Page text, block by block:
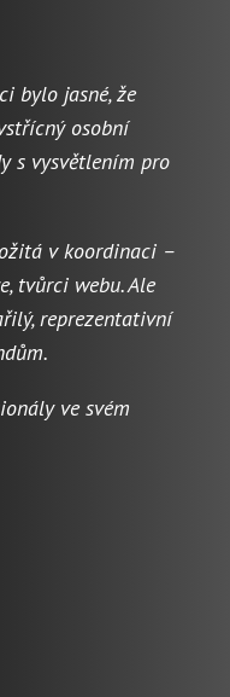
bylo jasné, že
osobní
s vysvětlením pro
v koordinaci –
tvůrci webu. Ale
reprezentativní
ve svém